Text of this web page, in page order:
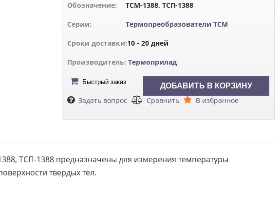
Обозначение: ТСМ-1388, ТСП-1388
Серии: Термопреобразователи ТСМ
Сроки доставки:10 - 20 дней
Производитель: Термоприлад
Быстрый заказ
Задать вопрос Сравнить В избранное
ТСП-1388 предназначены для измерения температуры
твердых тел.